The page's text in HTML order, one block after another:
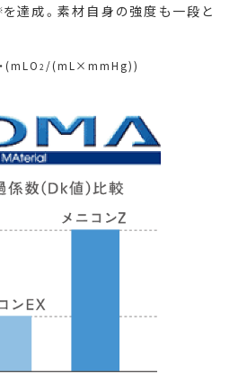
を達成。素材自身の強度も一段と
(mLO 2 /(mL×mmHg))